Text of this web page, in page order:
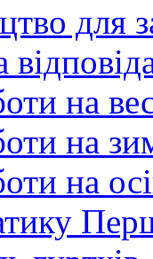
для
на
на
на